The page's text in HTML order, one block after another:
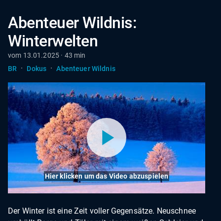
Abenteuer Wildnis:
Winterwelten
vom 13.01.2025 · 43 min
BR
· Dokus · Abenteuer Wildnis
Hier klicken um das Video abzuspielen
Der Winter ist eine Zeit voller Gegensätze. Neuschnee